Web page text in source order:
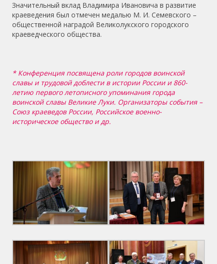
Значительный вклад Владимира Ивановича в развитие
краеведения был отмечен медалью М. И. Семевского –
общественной наградой Великолукского городского
краеведческого общества.
* Конференция посвящена роли городов воинской
славы и трудовой доблести в истории России и 860-
летию первого летописного упоминания города
воинской славы Великие Луки. Организаторы события –
Союз краеведов России, Российское военно-
историческое общество и др.